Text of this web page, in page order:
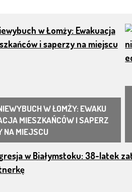
W ŁOMŻY: EWAKU
MIESZKAŃCÓW I SAPERZ
NA MIEJSCU